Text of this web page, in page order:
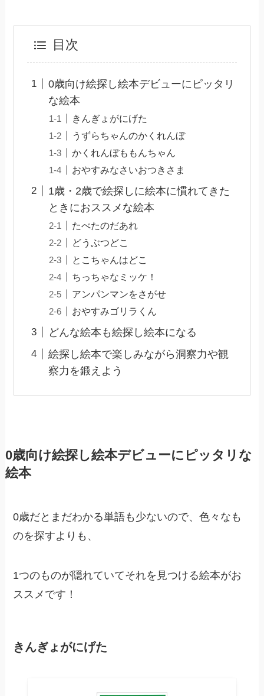
目次
0歳向け絵探し絵本デビューにピッタリ
な絵本
きんぎょがにげた
うずらちゃんのかくれんぼ
かくれんぼももんちゃん
おやすみなさいおつきさま
1歳・2歳で絵探しに絵本に慣れてきた
ときにおススメな絵本
たべたのだあれ
どうぶつどこ
とこちゃんはどこ
ちっちゃなミッケ！
アンパンマンをさがせ
おやすみゴリラくん
どんな絵本も絵探し絵本になる
絵探し絵本で楽しみながら洞察力や観
察力を鍛えよう
0歳向け絵探し絵本デビューにピッタリな
絵本
0歳だとまだわかる単語も少ないので、色々なも
のを探すよりも、
1つのものが隠れていてそれを見つける絵本がお
ススメです！
きんぎょがにげた